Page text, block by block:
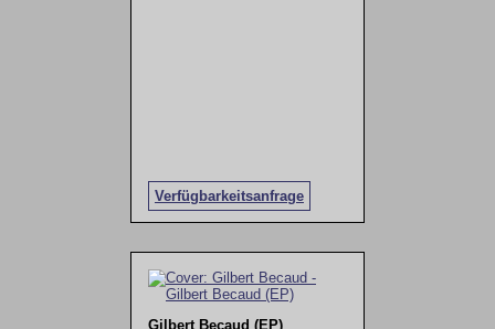
Verfügbarkeitsanfrage
Gilbert Becaud (EP)